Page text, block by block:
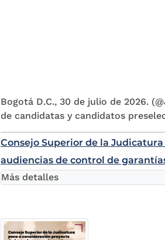
Bogotá D.C., 30 de julio de 2026.
de candidatas y candidatos
Consejo Superior de la
audiencias de control de
Más detalles